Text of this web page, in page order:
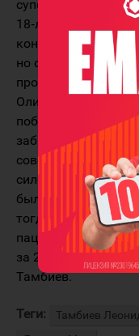
суперлиги‑2003/04,
18‑летний Саша
конец октября,
но он открыл счет
проиграли со
Олимпиаде‑2006 в
победила сборную
забил гол. Саша
совершенного
силовой,
было видно, что он
тогда были совсем
пацаны, но уже
за 20 лет, но
Тамбиев.
Теги: Тамбиев